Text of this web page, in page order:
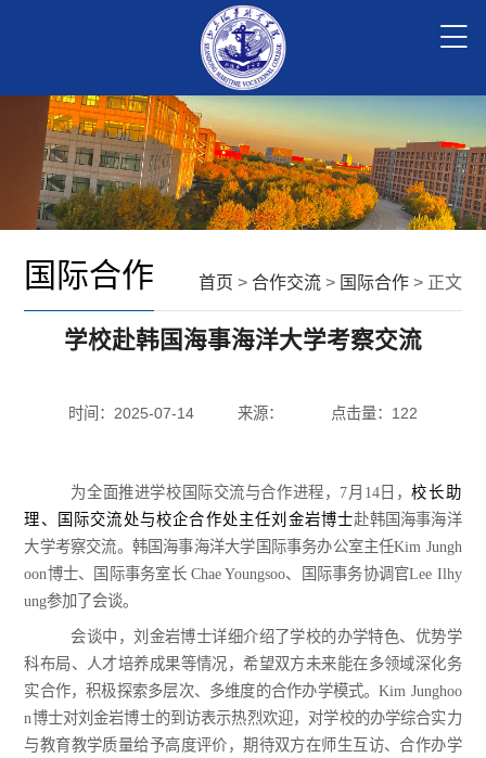
首页 > 合作交流> 国际合作> 正文
国际合作
学校赴韩国海事海洋大学考察交流
时间：2025-07-14 来源： 点击量： 122
为全面推进学校国际交流与合作进程， 7月14日，校长助
理、国际交流处与校企合作处主任刘金岩博士赴韩国海事海洋
大学考察交流。韩国海事海洋大学国际事务办公室主任Kim Jungh
oon博士、国际事务室长 Chae Youngsoo、国际事务协调官Lee Ilhy
ung参加了会谈。
会谈中，刘金岩博士详细介绍了学校的办学特色、优势学
科布局、人才培养成果等情况，希望双方未来能在多领域深化务
实合作，积极探索多层次、多维度的合作办学模式。Kim Junghoo
n博士对刘金岩博士的到访表示热烈欢迎，对学校的办学综合实力
与教育教学质量给予高度评价，期待双方在师生互访、合作办学